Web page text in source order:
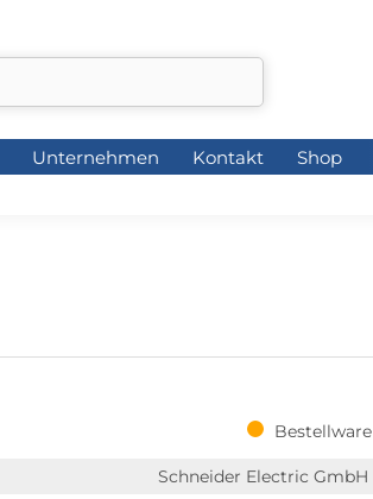
Unternehmen Kontakt Shop
Bestellware
Schneider Electric GmbH
Unternehmen Kontakt